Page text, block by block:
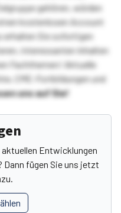
gehören, würden
kostenlosen Account
erhalten Sie sofortigen
interessanten Inhalten
Fachthemen! Aktuelle
CME-Fortbildungen und
uns auf Sie!
aktuellen Entwicklungen
Dann fügen Sie uns jetzt